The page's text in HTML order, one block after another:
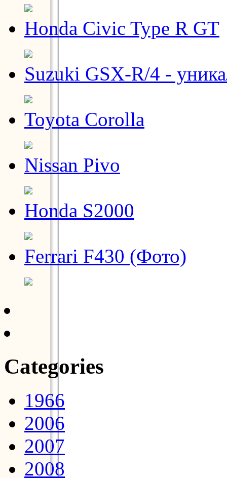
Honda Civic Type R GT
Suzuki GSX-R/4 -
Toyota Corolla
Nissan Pivo
Honda S2000
Ferrari F430 (Фото)
Categories
1966
2006
2007
2008